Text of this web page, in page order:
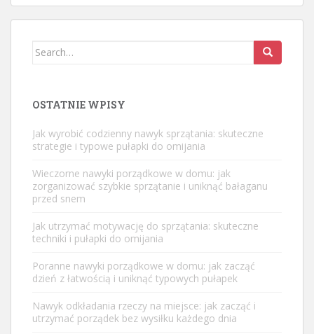
Search
OSTATNIE WPISY
Jak wyrobić codzienny nawyk sprzątania: skuteczne
strategie i typowe pułapki do omijania
Wieczorne nawyki porządkowe w domu: jak
zorganizować szybkie sprzątanie i uniknąć bałaganu
przed snem
Jak utrzymać motywację do sprzątania: skuteczne
techniki i pułapki do omijania
Poranne nawyki porządkowe w domu: jak zacząć
dzień z łatwością i uniknąć typowych pułapek
Nawyk odkładania rzeczy na miejsce: jak zacząć i
utrzymać porządek bez wysiłku każdego dnia